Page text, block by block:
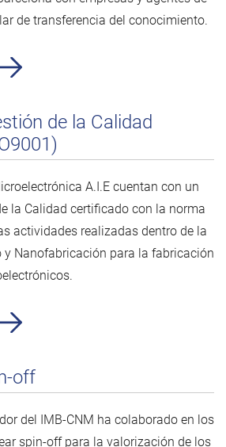
de transferencia del conocimiento.
de la Calidad
A.I.E cuentan con un
la Calidad certificado con la norma
actividades realizadas dentro de la
y Nanofabricación para la fabricación
off
del IMB-CNM ha colaborado en los
spin-off para la valorización de los